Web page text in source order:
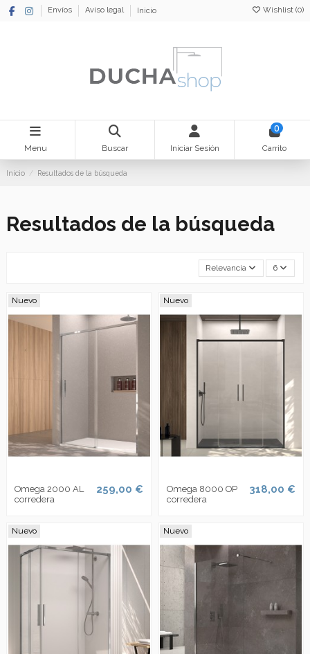
Envíos Aviso legal Inicio Wishlist (0)
Menu Buscar Iniciar Sesión
0
Carrito
Inicio Resultados de la búsqueda
Resultados de la búsqueda
Relevancia 6
Nuevo
Omega 2000 AL
corredera
259,00 €
Nuevo
Omega 8000 OP
corredera
318,00 €
Nuevo Nuevo